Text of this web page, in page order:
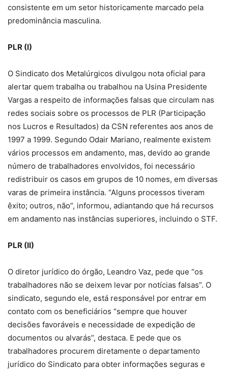
consistente em um setor historicamente marcado pela
predominância masculina.
PLR (I)
O Sindicato dos Metalúrgicos divulgou nota oficial para
alertar quem trabalha ou trabalhou na Usina Presidente
Vargas a respeito de informações falsas que circulam nas
redes sociais sobre os processos de PLR (Participação
nos Lucros e Resultados) da CSN referentes aos anos de
1997 a 1999. Segundo Odair Mariano, realmente existem
vários processos em andamento, mas, devido ao grande
número de trabalhadores envolvidos, foi necessário
redistribuir os casos em grupos de 10 nomes, em diversas
varas de primeira instância. “Alguns processos tiveram
êxito; outros, não”, informou, adiantando que há recursos
em andamento nas instâncias superiores, incluindo o STF.
PLR (II)
O diretor jurídico do órgão, Leandro Vaz, pede que “os
trabalhadores não se deixem levar por notícias falsas”. O
sindicato, segundo ele, está responsável por entrar em
contato com os beneficiários “sempre que houver
decisões favoráveis e necessidade de expedição de
documentos ou alvarás”, destaca. E pede que os
trabalhadores procurem diretamente o departamento
jurídico do Sindicato para obter informações seguras e